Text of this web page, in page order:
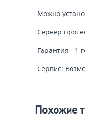
Можно
Сервер
Гарантия - 1
Сервис:
Похожие